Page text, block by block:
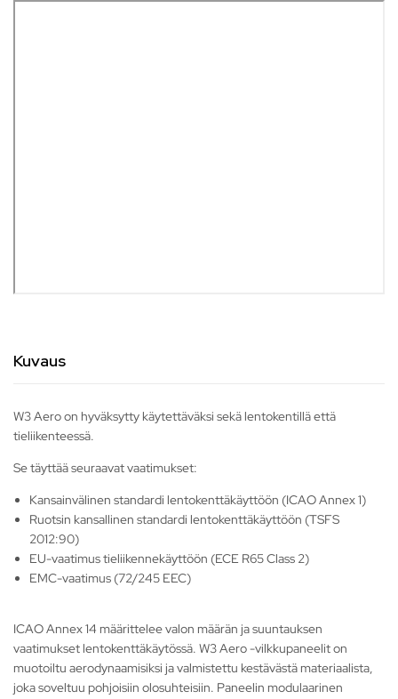
Kuvaus
W3 Aero on hyväksytty käytettäväksi sekä lentokentillä että
tieliikenteessä.
Se täyttää seuraavat vaatimukset:
Kansainvälinen standardi lentokenttäkäyttöön (ICAO Annex 1)
Ruotsin kansallinen standardi lentokenttäkäyttöön (TSFS
2012:90)
EU-vaatimus tieliikennekäyttöön (ECE R65 Class 2)
EMC-vaatimus (72/245 EEC)
ICAO Annex 14 määrittelee valon määrän ja suuntauksen
vaatimukset lentokenttäkäytössä. W3 Aero -vilkkupaneelit on
muotoiltu aerodynaamisiksi ja valmistettu kestävästä materiaalista,
joka soveltuu pohjoisiin olosuhteisiin. Paneelin modulaarinen